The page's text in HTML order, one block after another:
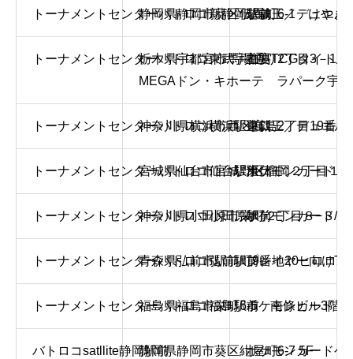
トーナメントセンターバトロコ新静岡駅前
静岡県静岡市葵区伝馬町6-1 けやき
遊戯王／デュエル
トーナメントセンターバトロコ東武宇都宮
栃木県宇都宮市馬場通り2丁目3－12
MEGAドン・キホーテ ラパーク宇
主要TCGタイトル
トーナメントセンターバトロコ横浜駅東口
神奈川県横浜市西区高島2丁目19番
遊戯王／デュエル
トーナメントセンターバトロコ仙台駅東口
宮城県仙台市宮城野区榴岡２丁目１−
ポケモンカード
トーナメントセンターバトロコ小田原駅前
神奈川県小田原市栄町２丁目８−３
ポケモンカード/
トーナメントセンターバトロコ弘前駅前
青森県弘前市駅前町9番地20ヒロロ2
プレイヤー向け
トーナメントセンターバトロコ福島駅前
福島県福島市栄町6-5 南條ビル3階
ポケモンカード・
バトロコsatllite静岡駅前静岡県静岡市葵区紺屋町6-7 5F
ポケモンカードゲ